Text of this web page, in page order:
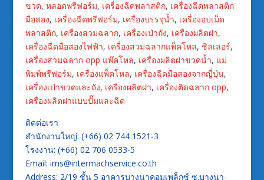
ขวด, หลอดพรีฟอร์ม, เครื่องฉีดพลาสติก, เครื่องฉีดพลาสติก
มือสอง, เครื่องฉีดพรีฟอร์ม, เครื่องบรรจุน้ำ, เครื่องอบเม็ด
พลาสติก, เครื่องสวมฉลาก, เครื่องเป่าถัง, เครื่องผลิตฝา,
เครื่องฉีดมือสองไฟฟ้า, เครื่องสวมฉลากแพ็คโหล, ชิลเลอร์,
เครื่องสวมฉลาก opp แพ๊คโหล, เครื่องผลิตฝาขวดน้ำ, แม่
พิมพ์พรีฟอร์ม, เครื่องแพ็คโหล, เครื่องฉีดมือสองจากญี่ปุ่น,
เครื่องเป่าขวดและถัง, เครืองผลิตฝา, เครื่องติดฉลาก opp,
เครื่องผลิตฝาแบบปั๊มและฉีด
ติดต่อเรา
สำนักงานใหญ่: (+66) 02 744 1521-3
โรงงาน: (+66) 02 706 0533-5
Email: ims@intermachservice.co.th
Address: 2/19 ชั้น 5 อาคารบางนาคอมเพล็กซ์ ซ.บางนา-